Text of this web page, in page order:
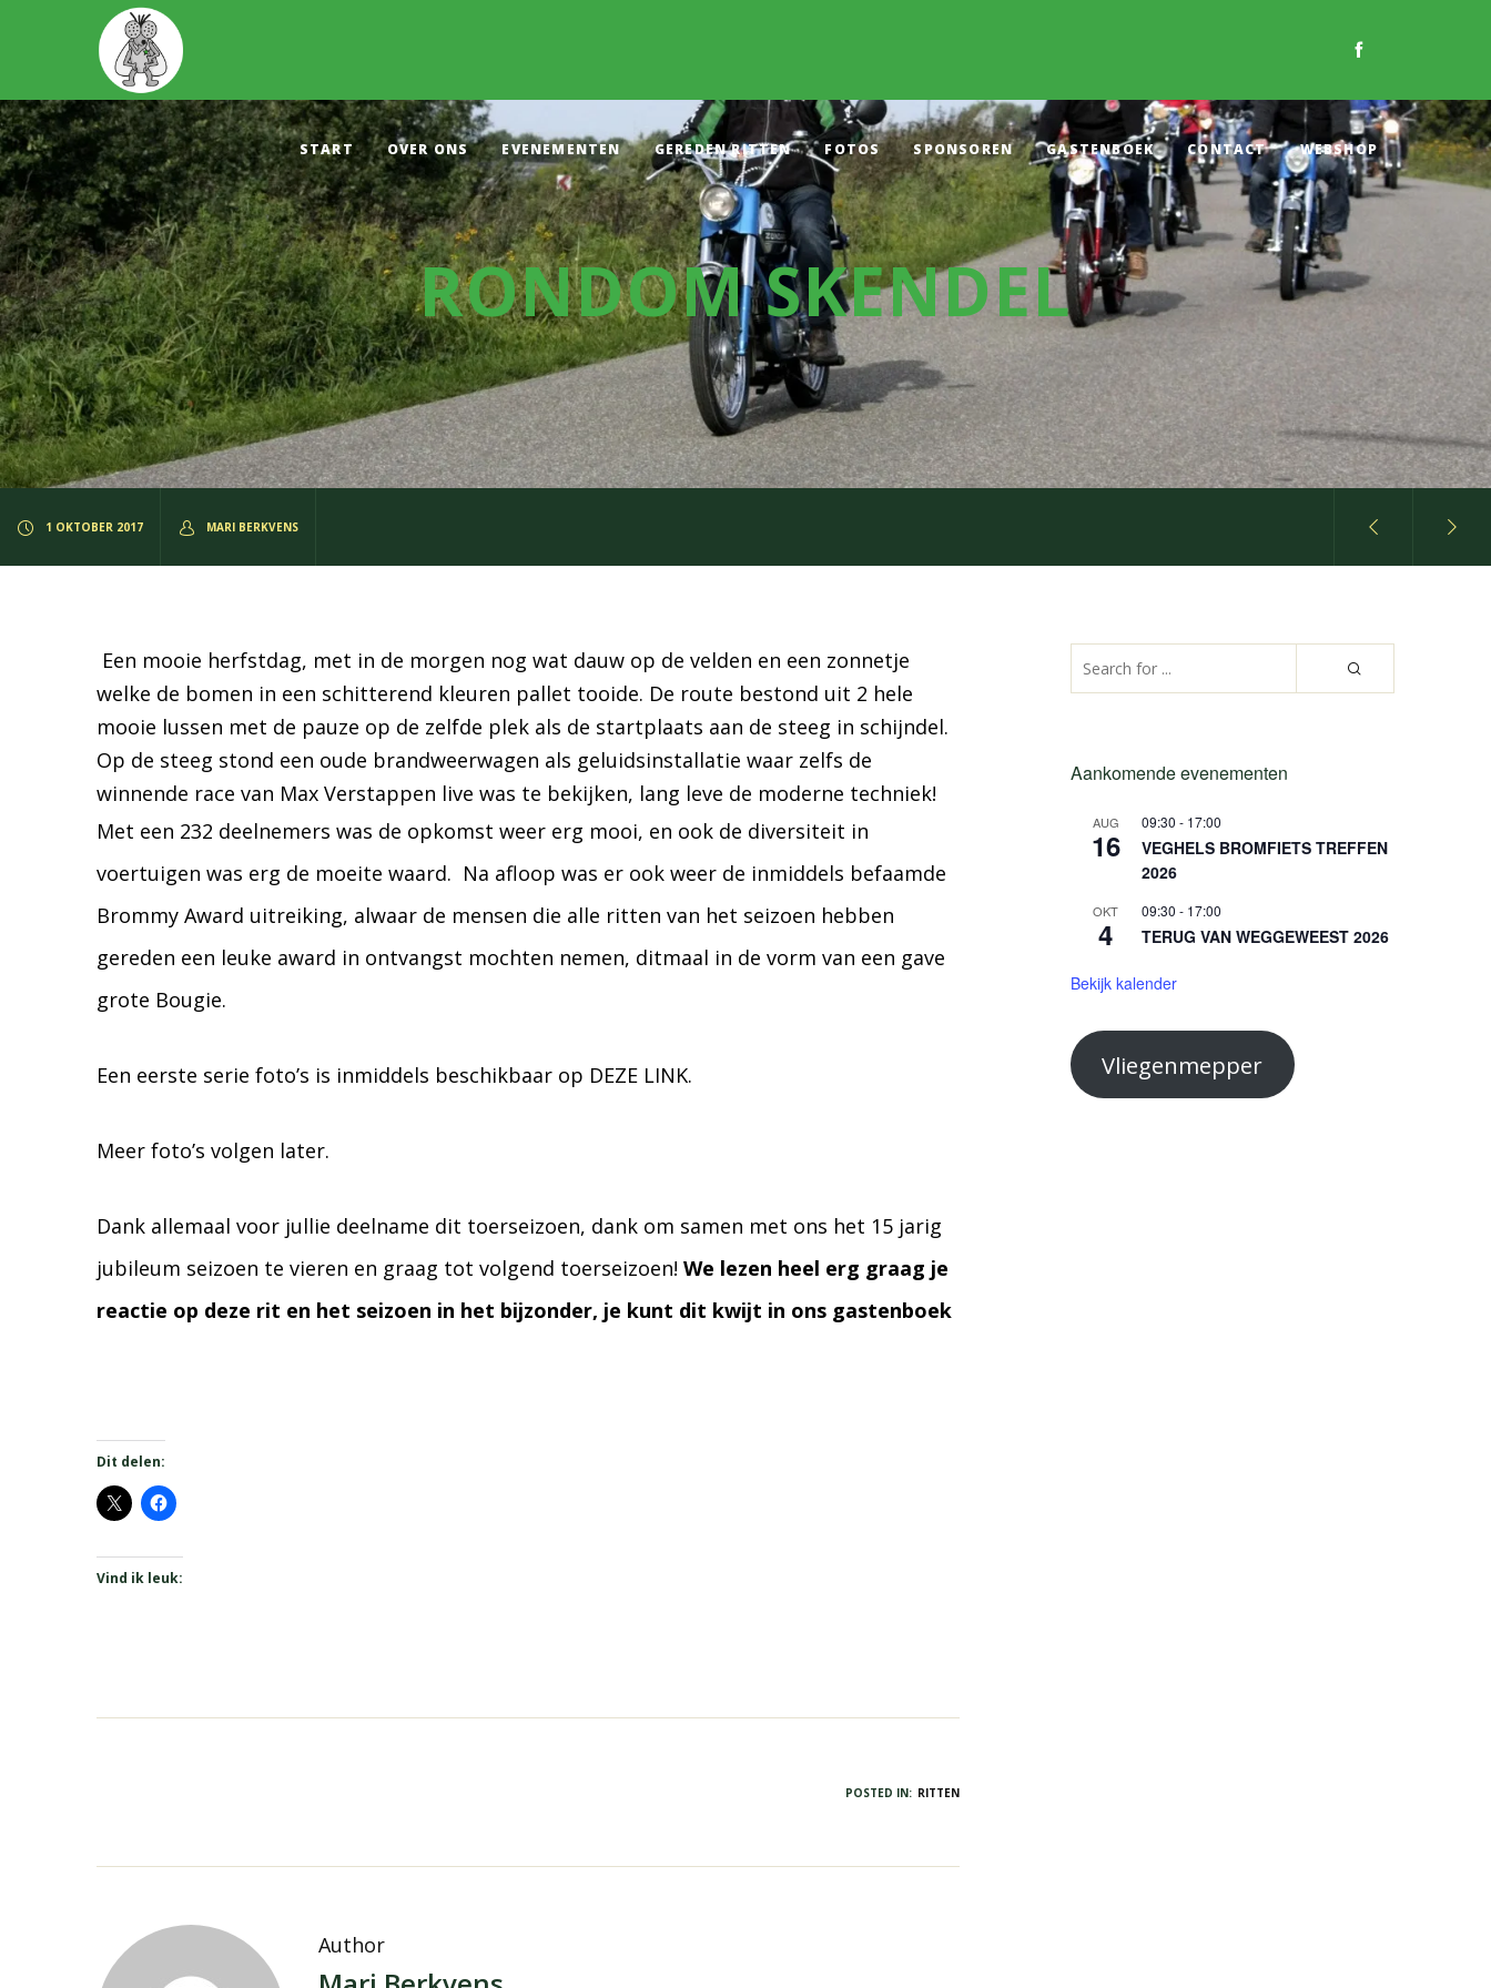
START OVER ONS EVENEMENTEN GEREDEN RITTEN FOTOS SPONSOREN GASTENBOEK CONTACT WEBSHOP
RONDOM SKENDEL
1 OKTOBER 2017 MARI BERKVENS
Een mooie herfstdag, met in de morgen nog wat dauw op de velden en een zonnetje
welke de bomen in een schitterend kleuren pallet tooide. De route bestond uit 2 hele
mooie lussen met de pauze op de zelfde plek als de startplaats aan de steeg in schijndel.
Op de steeg stond een oude brandweerwagen als geluidsinstallatie waar zelfs de
winnende race van Max Verstappen live was te bekijken, lang leve de moderne techniek!
Met een 232 deelnemers was de opkomst weer erg mooi, en ook de diversiteit in
voertuigen was erg de moeite waard. Na afloop was er ook weer de inmiddels befaamde
Brommy Award uitreiking, alwaar de mensen die alle ritten van het seizoen hebben
gereden een leuke award in ontvangst mochten nemen, ditmaal in de vorm van een gave
grote Bougie.
Een eerste serie foto’s is inmiddels beschikbaar op DEZE LINK.
Meer foto’s volgen later.
Dank allemaal voor jullie deelname dit toerseizoen, dank om samen met ons het 15 jarig
jubileum seizoen te vieren en graag tot volgend toerseizoen! We lezen heel erg graag je
reactie op deze rit en het seizoen in het bijzonder, je kunt dit kwijt in ons gastenboek
Dit delen:
Vind ik leuk:
POSTED IN: RITTEN
Author
Aankomende evenementen
AUG
16
09:30 - 17:00
VEGHELS BROMFIETS TREFFEN
2026
OKT
4
09:30 - 17:00
TERUG VAN WEGGEWEEST 2026
Bekijk kalender
Vliegenmepper